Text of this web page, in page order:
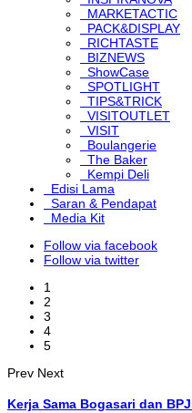
MARKETACTIC
PACK&DISPLAY
RICHTASTE
BIZNEWS
ShowCase
SPOTLIGHT
TIPS&TRICK
VISITOUTLET
VISIT
Boulangerie
The Baker
Kempi Deli
Edisi Lama
Saran & Pendapat
Media Kit
Follow via facebook
Follow via twitter
1
2
3
4
5
Prev Next
Kerja Sama Bogasari dan